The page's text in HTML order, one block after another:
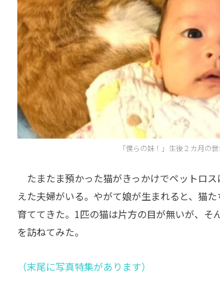
「僕らの妹！」生後２カ月の
たまたま預かった猫がきっかけでペットロ
えた夫婦がいる。やがて娘が生まれると、猫
育ててきた。1匹の猫は片方の目が無いが、
を訪ねてみた。
（末尾に写真特集があります）